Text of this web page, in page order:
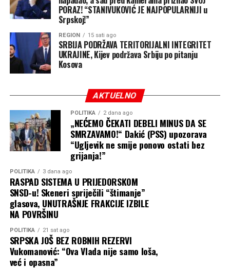
PORAZ! “STANIVUKOVIĆ JE NAJPOPULARNIJI u
Srpskoj!”
REGION 15 sati ago
SRBIJA PODRŽAVA TERITORIJALNI INTEGRITET
UKRAJINE, Kijev podržava Srbiju po pitanju
Kosova
AKTUELNO
POLITIKA 2 dana ago
„NEĆEMO ČEKATI DEBELI MINUS DA SE
SMRZAVAMO!“ Dakić (PSS) upozorava
“Ugljevik ne smije ponovo ostati bez
grijanja!”
POLITIKA 3 dana ago
RASPAD SISTEMA U PRIJEDORSKOM
SNSD-u! Skeneri spriječili “štimanje”
glasova, UNUTRAŠNJE FRAKCIJE IZBILE
NA POVRŠINU
POLITIKA 21 sat ago
SRPSKA JOŠ BEZ ROBNIH REZERVI
Vukomanović: “Ova Vlada nije samo loša,
već i opasna”